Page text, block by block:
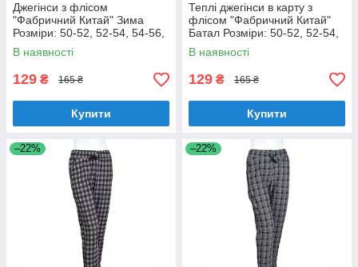
Джегінси з флісом
"Фабричний Китай" Зима
Розміри: 50-52, 52-54, 54-56,
56-58 (18128-3)
В наявності
129 ₴ 165 ₴
Купити
Теплі джегінси в карту з
флісом "Фабричний Китай"
Батал Розміри: 50-52, 52-54,
54-56, 56-58 (18128-4)
В наявності
129 ₴ 165 ₴
Купити
–22% –22%